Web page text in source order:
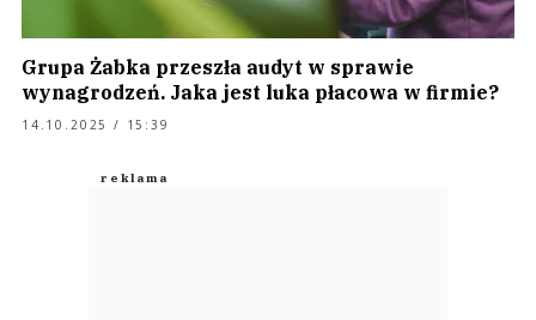
Grupa Żabka przeszła audyt w sprawie
wynagrodzeń. Jaka jest luka płacowa w firmie?
14.10.2025 / 15:39